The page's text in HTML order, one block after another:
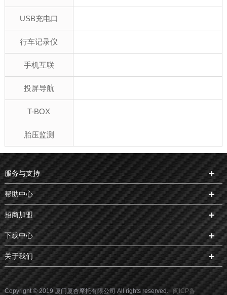
USB充电口
行车记录仪
手机互联
投屏导航
T-BOX
胎压监测
服务与支持
帮助中心
招商加盟
下载中心
关于我们
Copyright © 2019 厦门厦杏摩托有限公司 All rights reserved. 闽ICP备